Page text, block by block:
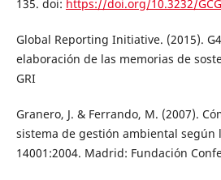
135. doi: https://doi.org/10.3232/
Global Reporting Initiative. (2015).
elaboración de las memorias de
GRI
Granero, J. & Ferrando, M. (2007).
sistema de gestión ambiental según
14001:2004. Madrid: Fundación